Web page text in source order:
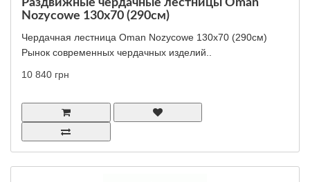
Раздвижные чердачные лестницы Oman
Nozycowe 130x70 (290см)
Чердачная лестница Oman Nozycowe 130x70 (290см)
Рынок современных чердачных изделий..
10 840 грн